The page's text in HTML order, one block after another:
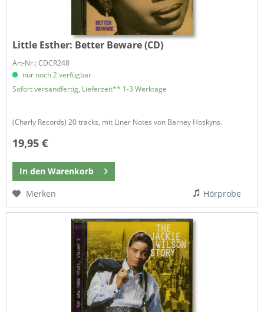
Little Esther: Better Beware (CD)
Art-Nr.: CDCR248
nur noch 2 verfügbar
Sofort versandfertig, Lieferzeit** 1-3 Werktage
(Charly Records) 20 tracks, mit Liner Notes von Barney Hoskyns.
19,95 €
In den Warenkorb
Merken
Hörprobe